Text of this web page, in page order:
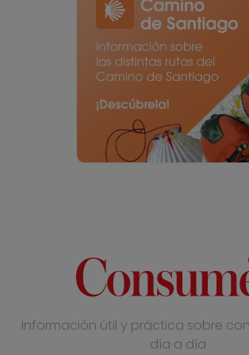
Información útil y práctica sobre
día a día